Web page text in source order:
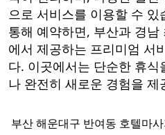
으로 서비스를 이용할 수
통해 예약하면, 부산과 경
에서 제공하는 프리미엄 서
다. 이곳에서는 단순한 휴
나 완전히 새로운 경험을
부산 해운대구 반여동 호텔마